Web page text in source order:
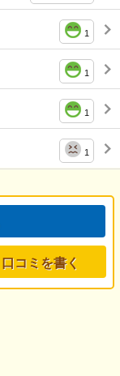
1
1
1
1
口コミを書く